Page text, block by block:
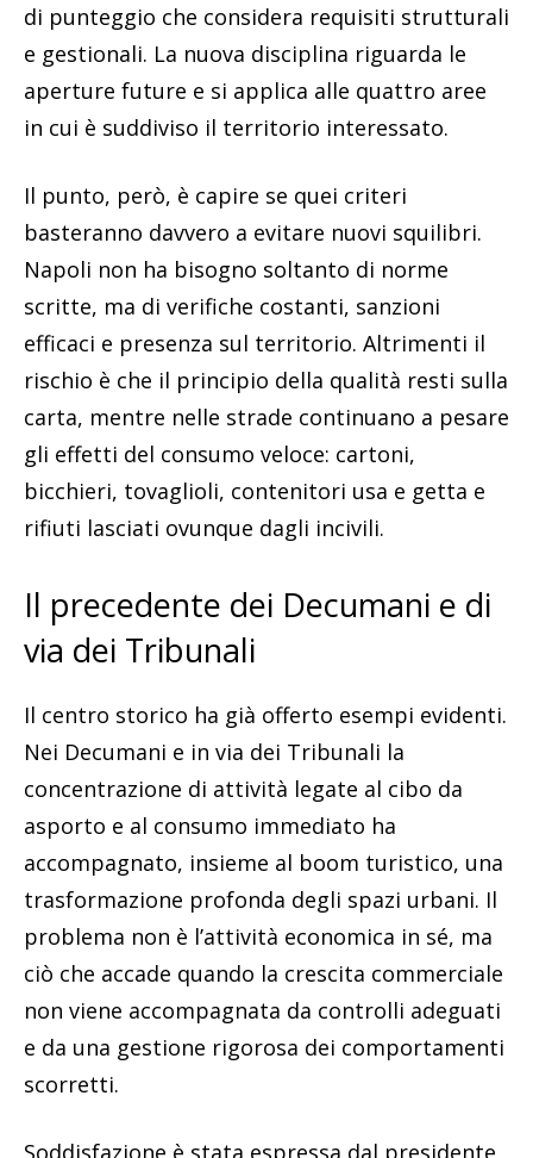
di punteggio che considera requisiti strutturali
e gestionali. La nuova disciplina riguarda le
aperture future e si applica alle quattro aree
in cui è suddiviso il territorio interessato.
Il punto, però, è capire se quei criteri
basteranno davvero a evitare nuovi squilibri.
Napoli non ha bisogno soltanto di norme
scritte, ma di verifiche costanti, sanzioni
efficaci e presenza sul territorio. Altrimenti il
rischio è che il principio della qualità resti sulla
carta, mentre nelle strade continuano a pesare
gli effetti del consumo veloce: cartoni,
bicchieri, tovaglioli, contenitori usa e getta e
rifiuti lasciati ovunque dagli incivili.
Il precedente dei Decumani e di
via dei Tribunali
Il centro storico ha già offerto esempi evidenti.
Nei Decumani e in via dei Tribunali la
concentrazione di attività legate al cibo da
asporto e al consumo immediato ha
accompagnato, insieme al boom turistico, una
trasformazione profonda degli spazi urbani. Il
problema non è l’attività economica in sé, ma
ciò che accade quando la crescita commerciale
non viene accompagnata da controlli adeguati
e da una gestione rigorosa dei comportamenti
scorretti.
Soddisfazione è stata espressa dal presidente